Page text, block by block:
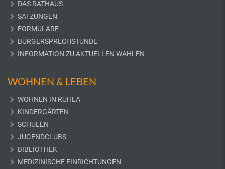
DAS RATHAUS
SATZUNGEN
FORMULARE
BÜRGERSPRECHSTUNDE
INFORMATION ZU AKTUELLEN WAHLEN
WOHNEN & LEBEN
WOHNEN IN RUHLA
KINDERGÄRTEN
SCHULEN
JUGENDCLUBS
BIBLIOTHEK
MEDIZINISCHE EINRICHTUNGEN